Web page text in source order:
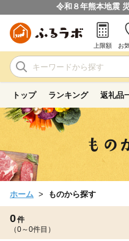
令和８年熊本地震
上限額 お
トップ ランキング 返礼品
ホーム ものから探す
0件
（0～0件目）